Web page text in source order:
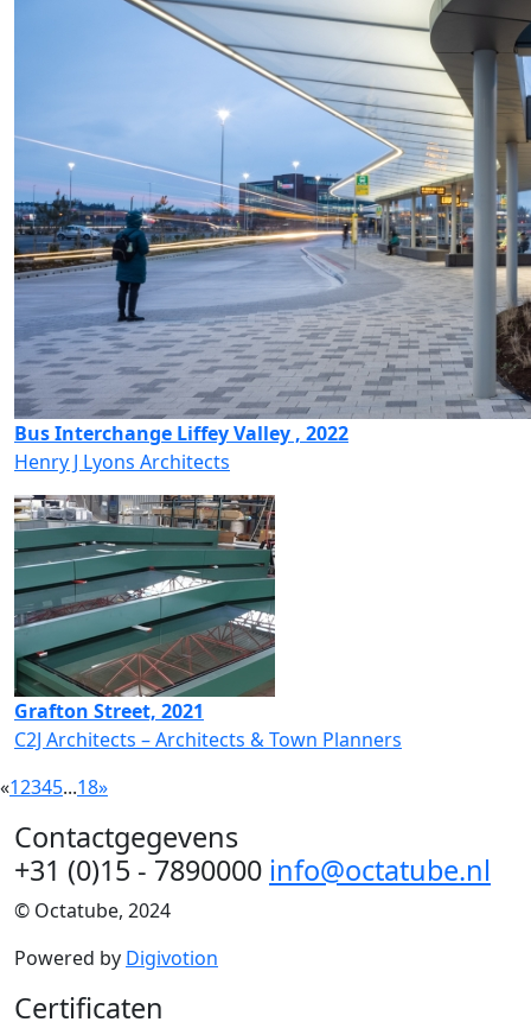
Bus Interchange Liffey Valley , 2022
Henry J Lyons Architects
Grafton Street, 2021
C2J Architects – Architects & Town Planners
«12345...18»
Contactgegevens
+31 (0)15 - 7890000 info@octatube.nl
© Octatube, 2024
Powered by Digivotion
Certificaten